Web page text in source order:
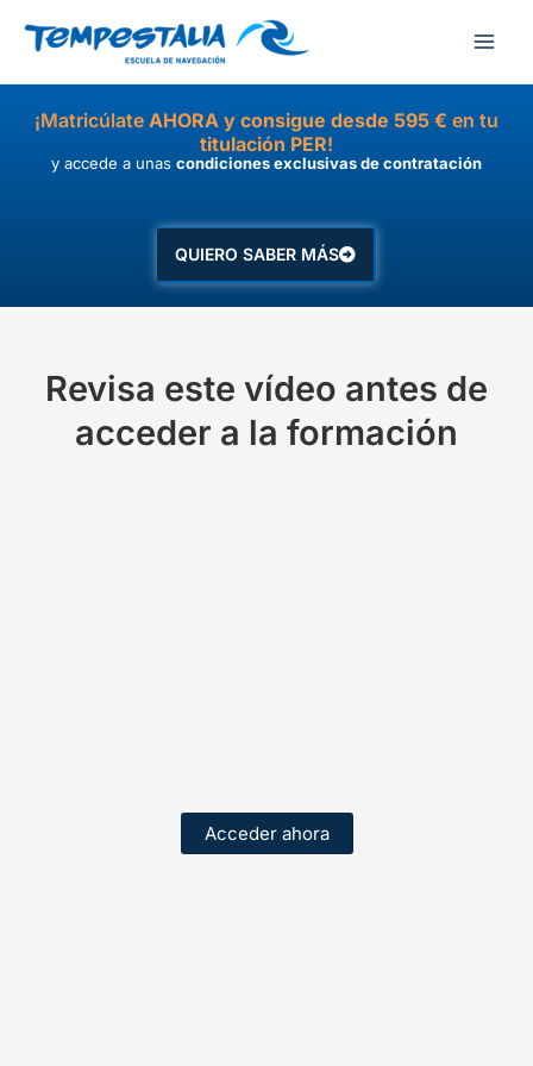
¡Matricúlate AHORA y consigue desde 595 € en tu
titulación PER!
y accede a unas condiciones exclusivas de contratación
QUIERO SABER MÁS
Revisa este vídeo antes de
acceder a la formación
Acceder ahora